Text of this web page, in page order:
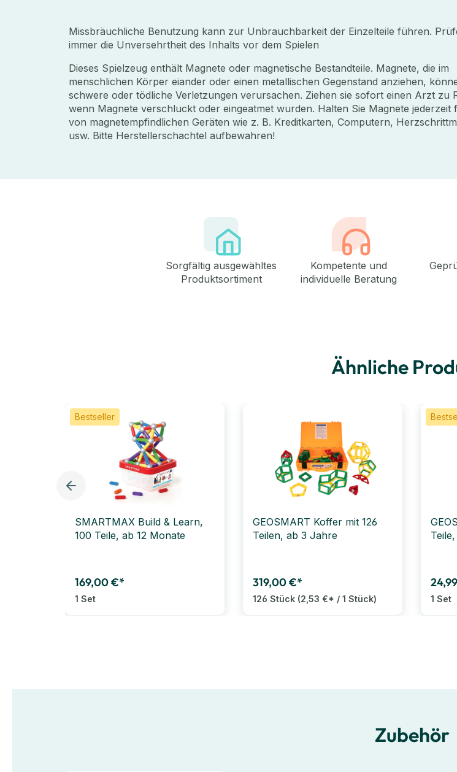
Missbräuchliche Benutzung kann zur Unbrauchbarkeit der Einzelteile führen.
immer die Unversehrtheit des Inhalts vor dem Spielen
Dieses Spielzeug enthält Magnete oder magnetische Bestandteile. Magnete, die im
menschlichen Körper eiander oder einen metallischen Gegenstand anziehen,
schwere oder tödliche Verletzungen verursachen. Ziehen sie sofort einen Arzt zu
wenn Magnete verschluckt oder eingeatmet wurden. Halten Sie Magnete jederzeit
von magnetempfindlichen Geräten wie z. B. Kreditkarten, Computern,
usw. Bitte Herstellerschachtel aufbewahren!
Sorgfältig ausgewähltes
Produktsortiment
Kompetente und
individuelle Beratung
Ähnliche
Bestseller
SMARTMAX Build & Learn,
100 Teile, ab 12 Monate
169,00 €*
1 Set
GEOSMART Koffer mit 126
Teilen, ab 3 Jahre
319,00 €*
126 Stück (2,53 €* / 1 Stück) 1 Set
Zubehör